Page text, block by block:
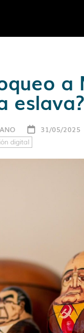
a
eslava?
31/05/2025
digital